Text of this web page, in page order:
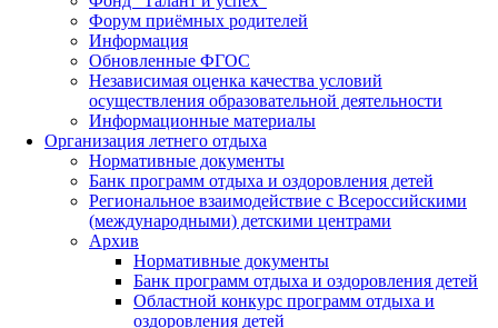
Форум приёмных родителей
Информация
Обновленные ФГОС
Независимая оценка качества условий
осуществления образовательной деятельности
Информационные материалы
Организация летнего отдыха
Нормативные документы
Банк программ отдыха и оздоровления детей
Региональное взаимодействие с Всероссийскими
(международными) детскими центрами
Архив
Нормативные документы
Банк программ отдыха и оздоровления детей
Областной конкурс программ отдыха и
оздоровления детей